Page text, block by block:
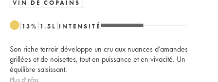
VIN DE COPAINS
13% 1.5 L INTENSITÉ
Son riche terroir développe un cru aux nuances d’amandes
grillées et de noisettes, tout en puissance et en vivacité. Un
équilibre saisissant.
Plus d'infos